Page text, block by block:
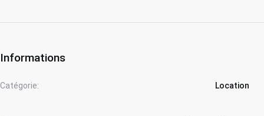
Informations
Catégorie: Location